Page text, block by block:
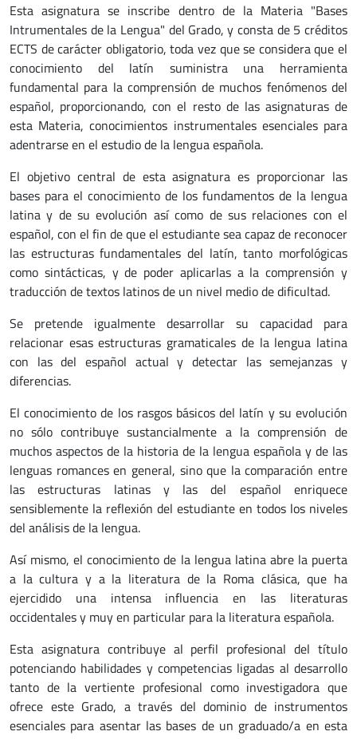
Esta asignatura se inscribe dentro de la Materia "Bases
Intrumentales de la Lengua" del Grado, y consta de 5 créditos
ECTS de carácter obligatorio, toda vez que se considera que el
conocimiento del latín suministra una herramienta
fundamental para la comprensión de muchos fenómenos del
español, proporcionando, con el resto de las asignaturas de
esta Materia, conocimientos instrumentales esenciales para
adentrarse en el estudio de la lengua española.
El objetivo central de esta asignatura es proporcionar las
bases para el conocimiento de los fundamentos de la lengua
latina y de su evolución así como de sus relaciones con el
español, con el fin de que el estudiante sea capaz de reconocer
las estructuras fundamentales del latín, tanto morfológicas
como sintácticas, y de poder aplicarlas a la comprensión y
traducción de textos latinos de un nivel medio de dificultad.
Se pretende igualmente desarrollar su capacidad para
relacionar esas estructuras gramaticales de la lengua latina
con las del español actual y detectar las semejanzas y
diferencias.
El conocimiento de los rasgos básicos del latín y su evolución
no sólo contribuye sustancialmente a la comprensión de
muchos aspectos de la historia de la lengua española y de las
lenguas romances en general, sino que la comparación entre
las estructuras latinas y las del español enriquece
sensiblemente la reflexión del estudiante en todos los niveles
del análisis de la lengua.
Así mismo, el conocimiento de la lengua latina abre la puerta
a la cultura y a la literatura de la Roma clásica, que ha
ejercidido una intensa influencia en las literaturas
occidentales y muy en particular para la literatura española.
Esta asignatura contribuye al perfil profesional del título
potenciando habilidades y competencias ligadas al desarrollo
tanto de la vertiente profesional como investigadora que
ofrece este Grado, a través del dominio de instrumentos
esenciales para asentar las bases de un graduado/a en esta